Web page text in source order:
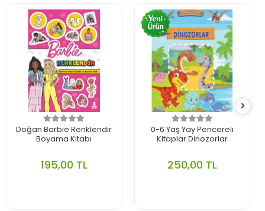
Doğan Barbıe Renklendir
Boyama Kitabı
195,00 TL
0-6 Yaş Yay Pencereli
Kitaplar Dinozorlar
250,00 TL